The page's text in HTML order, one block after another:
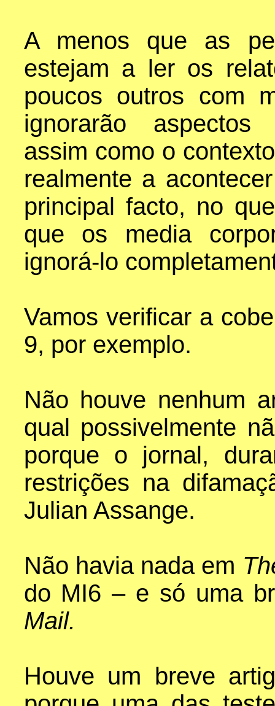
A menos que as
estejam a ler os
poucos outros com
ignorarão aspectos
assim como o
realmente a
principal facto, no
que os media
ignorá-lo
Vamos verificar a
9, por exemplo.
Não houve nenhum
qual possivelmente
porque o jornal,
restrições na
Julian Assange.
Não havia nada em
do MI6 – e só uma
Mail.
Houve um breve